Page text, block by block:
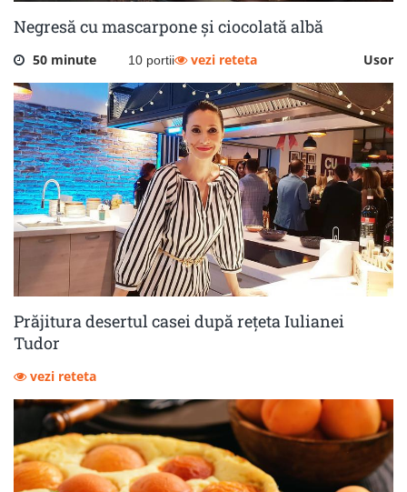
Negresă cu mascarpone și ciocolată albă
50 minute 10 portii Usor
vezi reteta
Prăjitura desertul casei după rețeta Iulianei
Tudor
vezi reteta